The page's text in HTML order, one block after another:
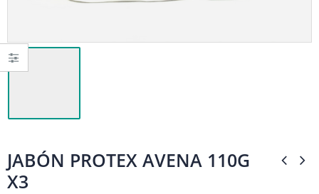
JABÓN PROTEX AVENA 110G
X3